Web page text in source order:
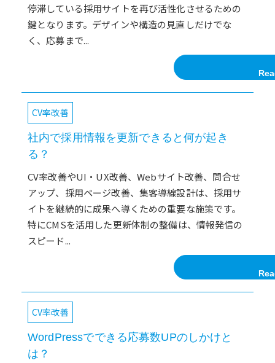
停滞している採用サイトを再び活性化させるための
鍵となります。デザインや構造の見直しだけでな
く、応募まで...
CV率改善
社内で採用情報を更新できると何が起き
る？
CV率改善やUI・UX改善、Webサイト改善、問合せ
アップ、採用ページ改善、集客導線設計は、採用サ
イトを継続的に成果へ導くための重要な施策です。
特にCMSを活用した更新体制の整備は、情報発信の
スピード...
CV率改善
WordPressでできる応募数UPのしかけと
は？